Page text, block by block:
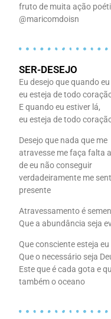
fruto de muita ação
@maricomdoisn
SER-DESEJO
Eu desejo que quando
eu esteja de todo
E quando eu estiver lá,
eu esteja de todo
Desejo que nada que me
atravesse me faça falta
de eu não conseguir
verdadeiramente me
presente
Atravessamento é
Que a abundância seja
Que consciente esteja eu
Que o necessário seja
Este que é cada gota e
também o oceano